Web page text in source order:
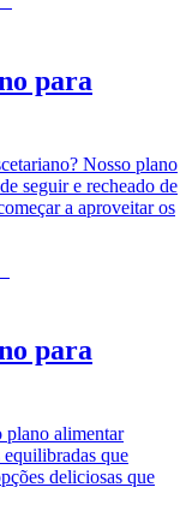
para
Nosso plano
seguir e recheado de
a aproveitar os
para
plano alimentar
equilibradas que
deliciosas que